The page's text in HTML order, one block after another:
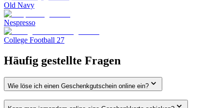
Old Navy
Nespresso
College Football 27
Häufig gestellte Fragen
Wie löse ich einen Geschenkgutschein online ein?